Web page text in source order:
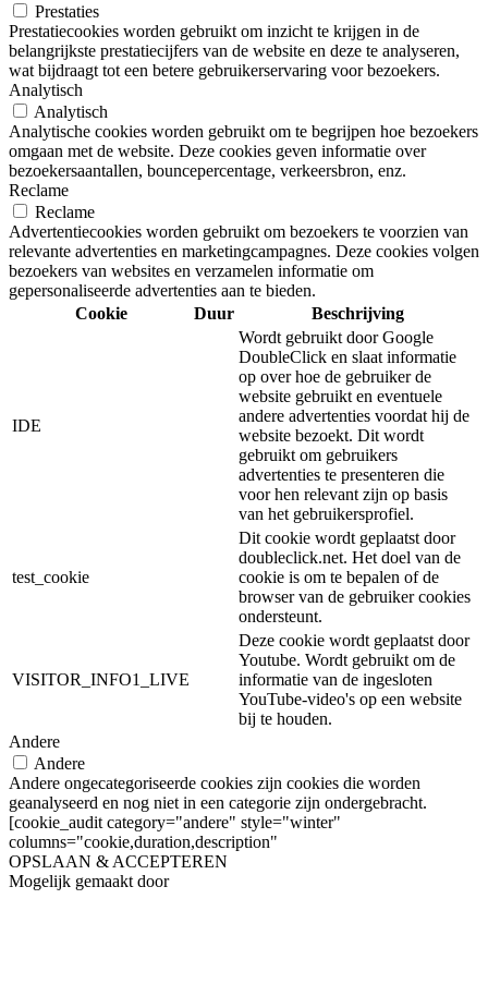
Prestaties
Prestatiecookies worden gebruikt om inzicht te krijgen in de
belangrijkste prestatiecijfers van de website en deze te analyseren,
wat bijdraagt tot een betere gebruikerservaring voor bezoekers.
Analytisch
Analytisch
Analytische cookies worden gebruikt om te begrijpen hoe bezoekers
omgaan met de website. Deze cookies geven informatie over
bezoekersaantallen, bouncepercentage, verkeersbron, enz.
Reclame
Reclame
Advertentiecookies worden gebruikt om bezoekers te voorzien van
relevante advertenties en marketingcampagnes. Deze cookies volgen
bezoekers van websites en verzamelen informatie om
gepersonaliseerde advertenties aan te bieden.
Cookie
Duur Beschrijving
IDE
Wordt gebruikt door Google
DoubleClick en slaat informatie
op over hoe de gebruiker de
website gebruikt en eventuele
andere advertenties voordat hij de
website bezoekt. Dit wordt
gebruikt om gebruikers
advertenties te presenteren die
voor hen relevant zijn op basis
van het gebruikersprofiel.
test_cookie
Dit cookie wordt geplaatst door
doubleclick.net. Het doel van de
cookie is om te bepalen of de
browser van de gebruiker cookies
ondersteunt.
VISITOR_INFO1_LIVE
Deze cookie wordt geplaatst door
Youtube. Wordt gebruikt om de
informatie van de ingesloten
YouTube-video's op een website
bij te houden.
Andere
Andere
Andere ongecategoriseerde cookies zijn cookies die worden
geanalyseerd en nog niet in een categorie zijn ondergebracht.
[cookie_audit category="andere" style="winter"
columns="cookie,duration,description"
OPSLAAN & ACCEPTEREN
Mogelijk gemaakt door